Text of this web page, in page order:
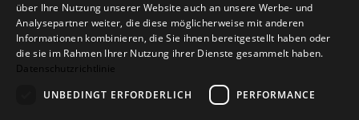
über Ihre Nutzung unserer Website auch an unsere Werbe- und
Analysepartner weiter, die diese möglicherweise mit anderen
Informationen kombinieren, die Sie ihnen bereitgestellt haben oder
die sie im Rahmen Ihrer Nutzung ihrer Dienste gesammelt haben.
Datenschutzrichtlinie
UNBEDINGT ERFORDERLICH
PERFORMANCE